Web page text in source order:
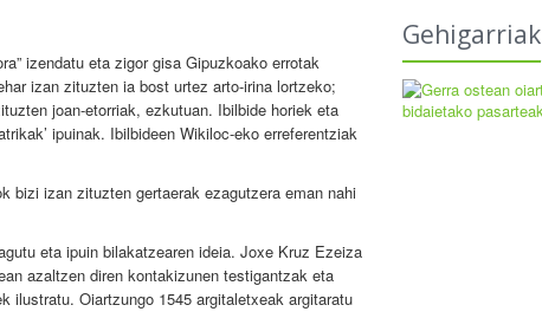
izendatu eta zigor gisa Gipuzkoako errotak
izan zituzten ia bost urtez arto-irina lortzeko;
joan-etorriak, ezkutuan. Ibilbide horiek eta
ipuinak. Ibilbideen Wikiloc-eko erreferentziak
bizi izan zituzten gertaerak ezagutzera eman nahi
eta ipuin bilakatzearen ideia. Joxe Kruz Ezeiza
azaltzen diren kontakizunen testigantzak eta
ilustratu. Oiartzungo 1545 argitaletxeak argitaratu
Gehigarriak